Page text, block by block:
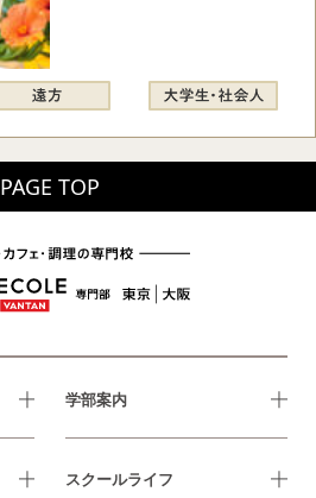
PAGE TOP
学部案内
スクールライフ